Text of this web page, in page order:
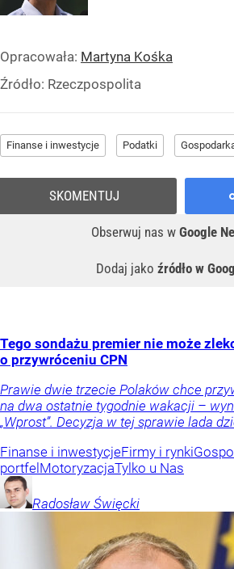
Opracowała: Martyna Kośka
Źródło: Rzeczpospolita
Finanse i inwestycje Podatki
Obserwuj nas w Google
Dodaj jako źródło w
SKOMENTUJ
Tego sondażu premier nie może
o przywróceniu CPN
Prawie dwie trzecie Polaków chce
na dwa ostatnie tygodnie wakacji –
„Wprost”. Decyzja w tej sprawie lada
Finanse i inwestycjeFirmy i rynki
portfel MotoryzacjaTylko u Nas
Radosław Święcki